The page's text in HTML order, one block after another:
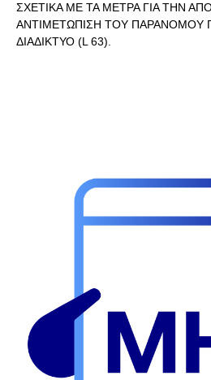
ΣΧΕΤΙΚΑ ΜΕ ΤΑ ΜΕΤΡΑ ΓΙΑ ΤΗΝ
ΑΝΤΙΜΕΤΩΠΙΣΗ ΤΟΥ ΠΑΡΑΝΟΜΟΥ
ΔΙΑΔΙΚΤΥΟ (L 63).